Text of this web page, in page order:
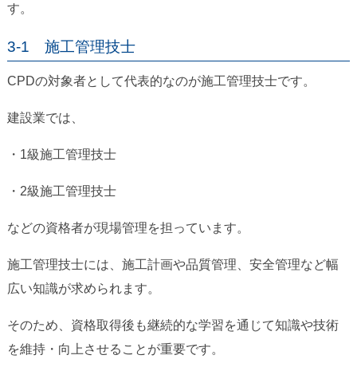
す。
3-1 施工管理技士
CPDの対象者として代表的なのが施工管理技士です。
建設業では、
・1級施工管理技士
・2級施工管理技士
などの資格者が現場管理を担っています。
施工管理技士には、施工計画や品質管理、安全管理など幅
広い知識が求められます。
そのため、資格取得後も継続的な学習を通じて知識や技術
を維持・向上させることが重要です。